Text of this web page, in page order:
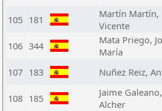
105 181
Martín Martín,
Vicente
106 344
Mata Priego,
María
107 183 Nuñez Reiz,
108 185
Jaime Galeano,
Alcher